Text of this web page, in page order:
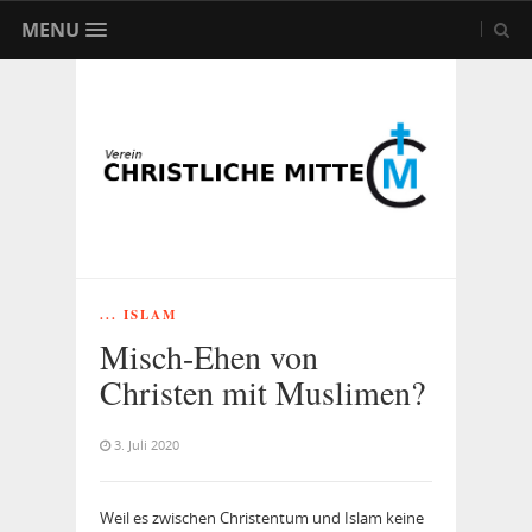
MENU
... ISLAM
Misch-Ehen von
Christen mit Muslimen?
3. Juli 2020
Weil es zwischen Christentum und Islam keine